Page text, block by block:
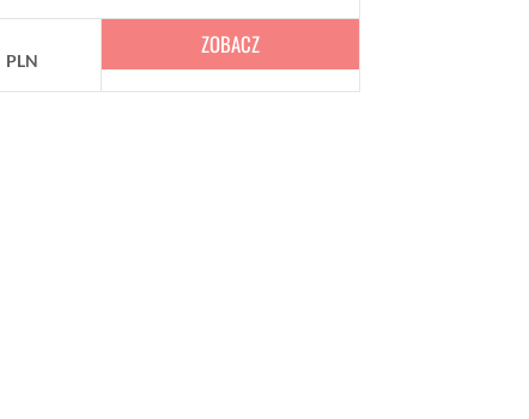
PLN
ZOBACZ